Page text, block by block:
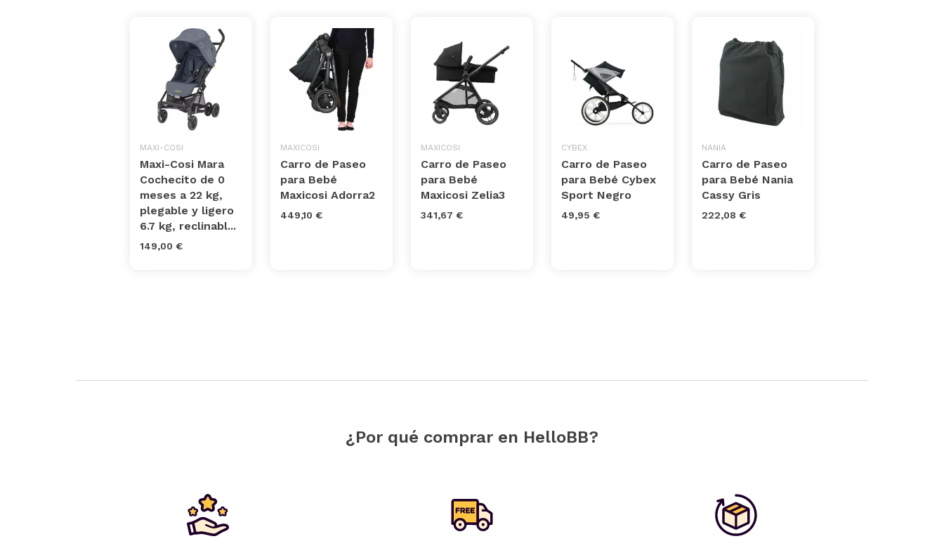
MAXI-COSI
Maxi-Cosi Mara
Cochecito de 0
meses a 22 kg,
plegable y ligero
6.7 kg, reclinabl...
149,00 €
MAXICOSI
Carro de Paseo
para Bebé
Maxicosi Adorra2
449,10 €
MAXICOSI
Carro de Paseo
para Bebé
Maxicosi Zelia3
341,67 €
CYBEX
Carro de Paseo
para Bebé Cybex
Sport Negro
49,95 €
NANIA
Carro de Paseo
para Bebé Nania
Cassy Gris
222,08 €
¿Por qué comprar en HelloBB?